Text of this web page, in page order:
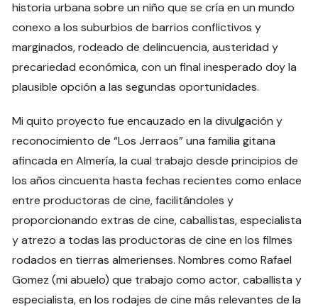
historia urbana sobre un niño que se cría en un mundo
conexo a los suburbios de barrios conflictivos y
marginados, rodeado de delincuencia, austeridad y
precariedad económica, con un final inesperado doy la
plausible opción a las segundas oportunidades.
Mi quito proyecto fue encauzado en la divulgación y
reconocimiento de “Los Jerraos” una familia gitana
afincada en Almería, la cual trabajo desde principios de
los años cincuenta hasta fechas recientes como enlace
entre productoras de cine, facilitándoles y
proporcionando extras de cine, caballistas, especialista
y atrezo a todas las productoras de cine en los filmes
rodados en tierras almerienses. Nombres como Rafael
Gomez (mi abuelo) que trabajo como actor, caballista y
especialista, en los rodajes de cine más relevantes de la